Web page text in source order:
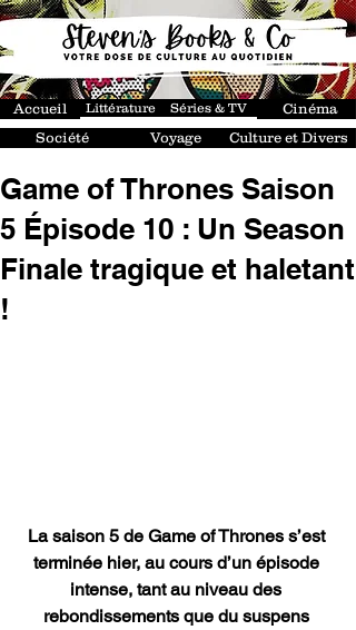
Cinéma
Culture et Divers
Séries & TV
Voyage
Société
Accueil Littérature
Game of Thrones Saison
5 Épisode 10 : Un Season
Finale tragique et haletant
!
La saison 5 de Game of Thrones s’est
terminée hier, au cours d’un épisode
intense, tant au niveau des
rebondissements que du suspens